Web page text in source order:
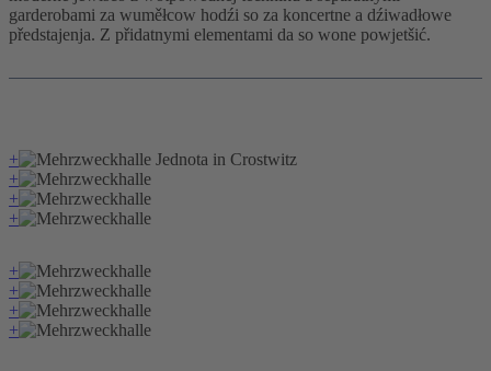
garderobami za wuměłcow hodźi so za koncertne a dźiwadłowe
předstajenja. Z přidatnymi elementami da so wone powjetšić.
+
+
+
+
+
+
+
+